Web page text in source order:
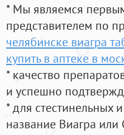
* Мы являемся
представителем по
челябинске виагра
купить в аптеке в
* качество
и успешно
* для стестинельных
название Виагра или